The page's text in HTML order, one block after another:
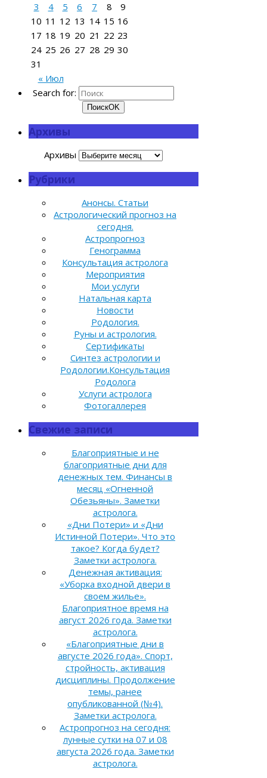
« Июл
3
4 5 6 7 8
9
10 11 12 13 14 15 16
17 18 19 20 21 22 23
24 25 26 27 28 29 30
31
Search for:
ПоискOK
Архивы
Архивы
Рубрики
Анонсы. Статьи
Астрологический прогноз на
сегодня.
Астропрогноз
Генограмма
Консультация астролога
Мероприятия
Мои услуги
Натальная карта
Новости
Родология.
Руны и астрология.
Сертификаты
Синтез астрологии и
Родологии.Консультация
Родолога
Услуги астролога
Фотогаллерея
Свежие записи
Благоприятные и не
благоприятные дни для
денежных тем. Финансы в
месяц «Огненной
Обезьяны». Заметки
астролога.
«Дни Потери» и «Дни
Истинной Потери». Что это
такое? Когда будет?
Заметки астролога.
Денежная активация:
«Уборка входной двери в
своем жилье».
Благоприятное время на
август 2026 года. Заметки
астролога.
«Благоприятные дни в
августе 2026 года». Спорт,
стройность, активация
дисциплины. Продолжение
темы, ранее
опубликованной (№4).
Заметки астролога.
Астропрогноз на сегодня:
лунные сутки на 07 и 08
августа 2026 года. Заметки
астролога.